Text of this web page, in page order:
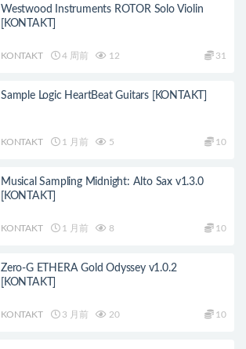
Westwood Instruments ROTOR Solo Violin
[KONTAKT]
KONTAKT 4 周前 12 31
Sample Logic HeartBeat Guitars [KONTAKT]
KONTAKT 1 月前 5 10
Musical Sampling Midnight: Alto Sax v1.3.0
[KONTAKT]
KONTAKT 1 月前 8 10
Zero-G ETHERA Gold Odyssey v1.0.2
[KONTAKT]
KONTAKT 3 月前 20 10